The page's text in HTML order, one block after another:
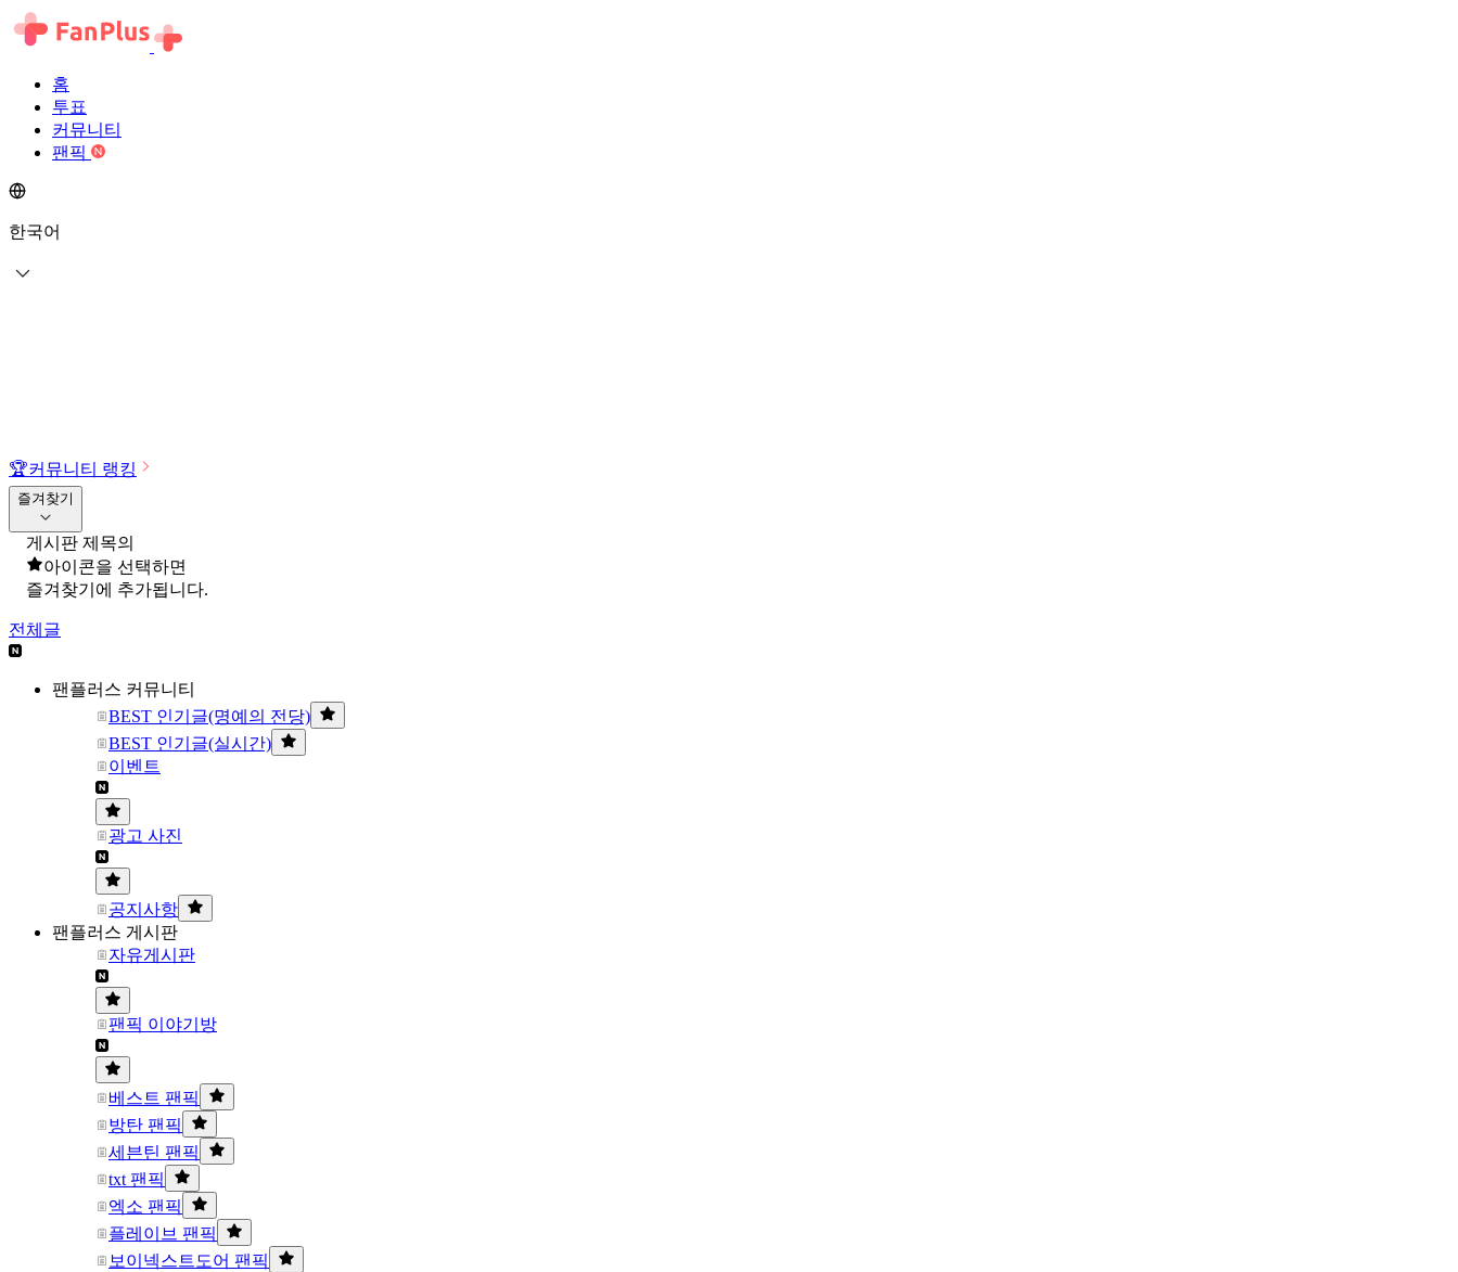
홈
투표
커뮤니티
팬픽
한국어
🏆커뮤니티 랭킹
즐겨찾기
게시판 제목의
아이콘을 선택하면
즐겨찾기에 추가됩니다.
전체글
팬플러스 커뮤니티
BEST 인기글(명예의 전당)
BEST 인기글(실시간)
이벤트
광고 사진
공지사항
팬플러스 게시판
자유게시판
팬픽 이야기방
베스트 팬픽
방탄 팬픽
세븐틴 팬픽
txt 팬픽
엑소 팬픽
플레이브 팬픽
보이넥스트도어 팬픽